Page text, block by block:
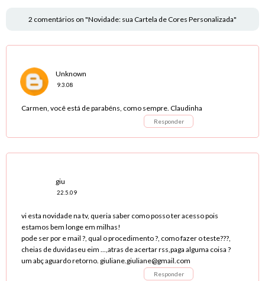
2 comentários on "Novidade: sua Cartela de Cores Personalizada"
Unknown
9.3.08
Carmen, você está de parabéns, como sempre. Claudinha
Responder
giu
22.5.09
vi esta novidade na tv, queria saber como posso ter acesso pois
estamos bem longe em milhas!
pode ser por e mail ?, qual o procedimento ?, como fazer o teste???,
cheias de duvidaseu eim ...,atras de acertar rss,paga alguma coisa ?
um abç aguardo retorno. giuliane.giuliane@gmail.com
Responder